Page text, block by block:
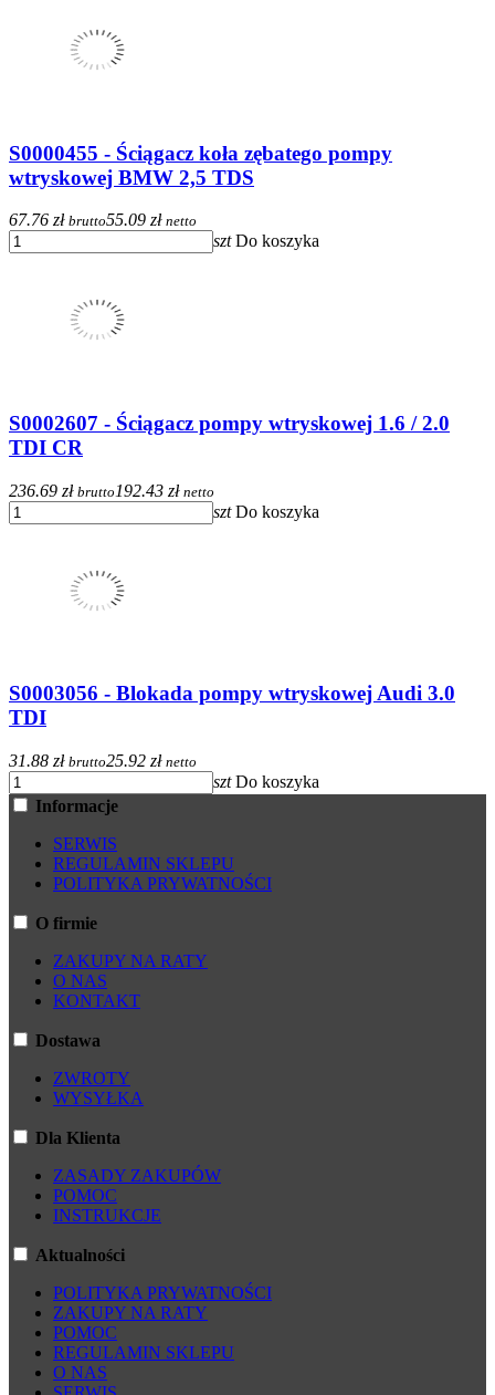
S0000455 - Ściągacz koła zębatego pompy
wtryskowej BMW 2,5 TDS
67.76 zł brutto55.09 zł netto
szt Do koszyka
S0002607 - Ściągacz pompy wtryskowej 1.6 / 2.0
TDI CR
236.69 zł brutto 192.43 zł netto
szt Do koszyka
S0003056 - Blokada pompy wtryskowej Audi 3.0
TDI
31.88 zł brutto25.92 zł netto
szt Do koszyka
Informacje
SERWIS
REGULAMIN SKLEPU
POLITYKA PRYWATNOŚCI
O firmie
ZAKUPY NA RATY
O NAS
KONTAKT
Dostawa
ZWROTY
WYSYŁKA
Dla Klienta
ZASADY ZAKUPÓW
POMOC
INSTRUKCJE
Aktualności
POLITYKA PRYWATNOŚCI
ZAKUPY NA RATY
POMOC
REGULAMIN SKLEPU
O NAS